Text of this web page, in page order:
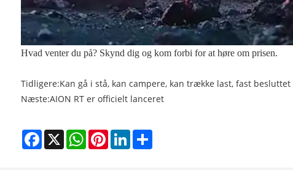
Hvad venter du på? Skynd dig og kom forbi for at høre om prisen.
Tidligere:Kan gå i stå, kan campere, kan trække last, fast
Næste:AION RT er officielt lanceret
Facebook
X WhatsAppPinterestLinkedInShare